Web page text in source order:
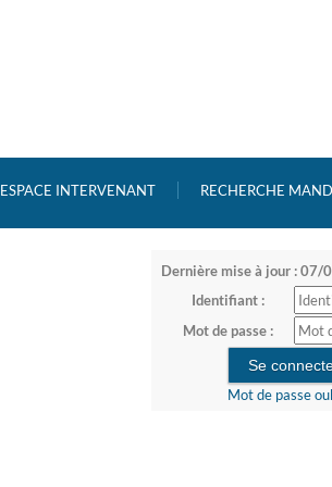
ESPACE INTERVENANT RECHERCHE
Dernière mise à jour : 07/
Identifiant :
Mot de passe :
Mot de passe